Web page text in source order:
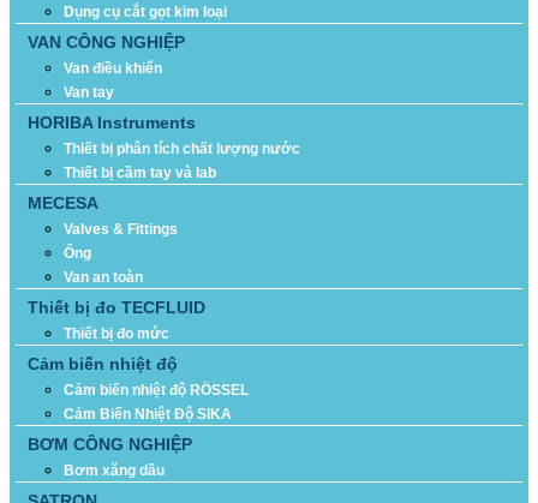
Dụng cụ cắt gọt kim loại
VAN CÔNG NGHIỆP
Van điều khiển
Van tay
HORIBA Instruments
Thiết bị phân tích chất lượng nước
Thiết bị cầm tay và lab
MECESA
Valves & Fittings
Ống
Van an toàn
Thiết bị đo TECFLUID
Thiết bị đo mức
Cảm biến nhiệt độ
Cảm biến nhiệt độ RÖSSEL
Cảm Biến Nhiệt Độ SIKA
BƠM CÔNG NGHIỆP
Bơm xăng dầu